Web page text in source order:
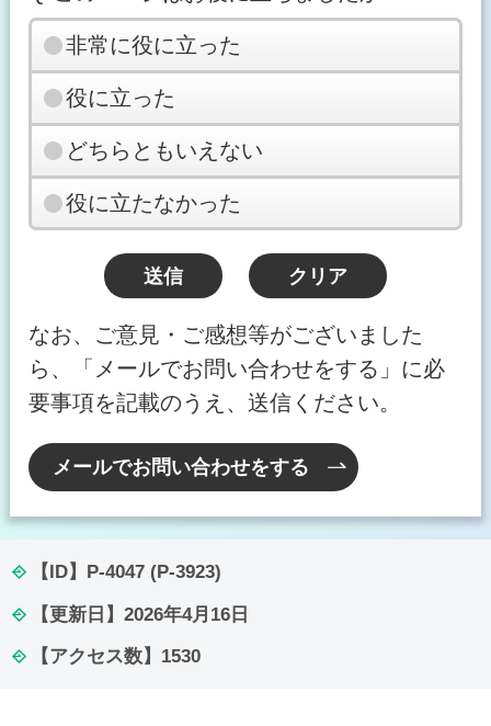
非常に役に立った
役に立った
どちらともいえない
役に立たなかった
なお、ご意見・ご感想等がございました
ら、「メールでお問い合わせをする」に必
要事項を記載のうえ、送信ください。
メールでお問い合わせをする
【ID】 P-4047 (P-3923)
【更新日】 2026年4月16日
【アクセス数】 1530